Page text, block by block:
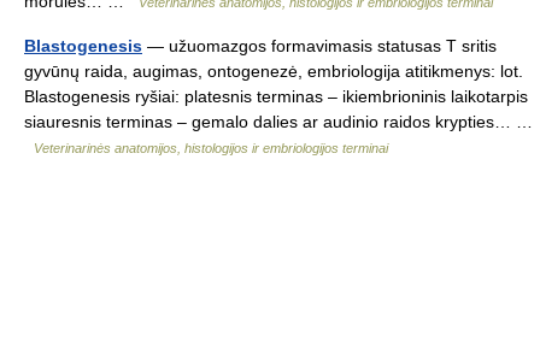
Blastogenesis — užuomazgos formavimasis statusas T sritis
gyvūnų raida, augimas, ontogenezė, embriologija atitikmenys: lot.
Blastogenesis ryšiai: platesnis terminas – ikiembrioninis laikotarpis
siauresnis terminas – gemalo dalies ar audinio raidos krypties… …
Veterinarinės anatomijos, histologijos ir embriologijos terminai